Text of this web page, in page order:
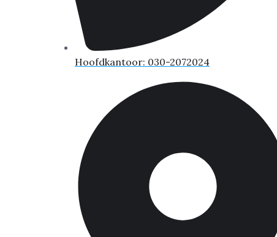
Hoofdkantoor: 030-2072024